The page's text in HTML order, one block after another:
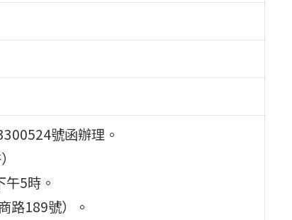
號函辦理。
5時。
路189號）。